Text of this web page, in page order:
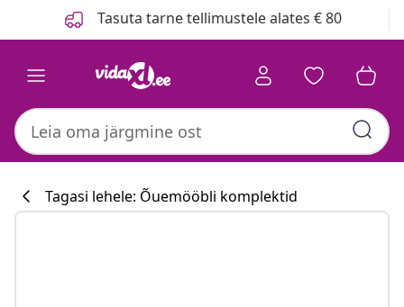
Tasuta tarne tellimustele alates € 80
Tagasi lehele: Õuemööbli komplektid